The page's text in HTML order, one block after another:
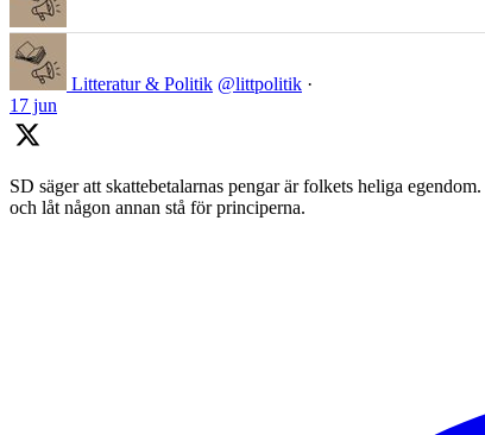
Litteratur & Politik @littpolitik ·
17 jun
SD säger att skattebetalarnas pengar är folkets heliga
och låt någon annan stå för principerna.